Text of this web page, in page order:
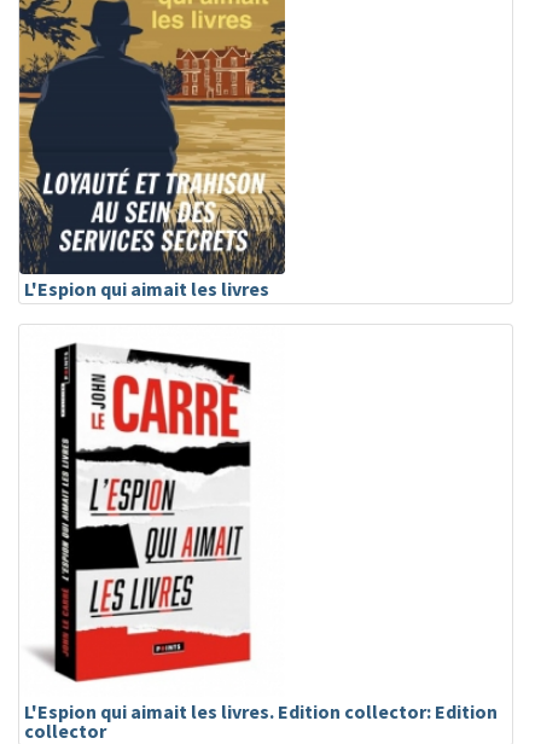
L'Espion qui aimait les livres
L'Espion qui aimait les livres. Edition collector: Edition
collector